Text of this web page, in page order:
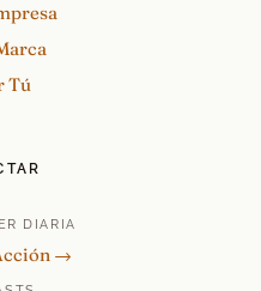
Tú
DIARIA
→